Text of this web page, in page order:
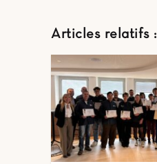
Articles relatifs :